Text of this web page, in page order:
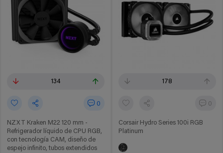
134
0
NZXT Kraken M22 120 mm -
Refrigerador líquido de CPU RGB,
con tecnología CAM, diseño de
espejo infinito, tubos extendidos
178
0
Corsair Hydro Series 100i RGB
Platinum